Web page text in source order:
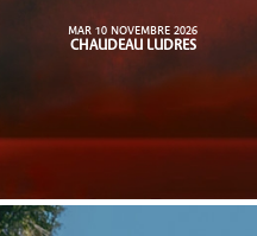
MAR 10 NOVEMBRE 2026
CHAUDEAU LUDRES